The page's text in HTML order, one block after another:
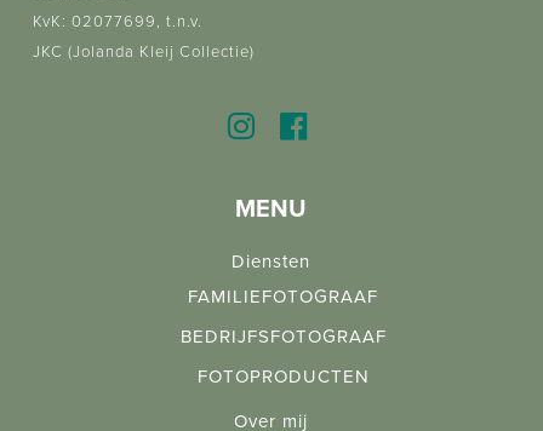
KvK: 02077699, t.n.v.
JKC (Jolanda Kleij Collectie)
MENU
Diensten
FAMILIEFOTOGRAAF
BEDRIJFSFOTOGRAAF
FOTOPRODUCTEN
Over mij